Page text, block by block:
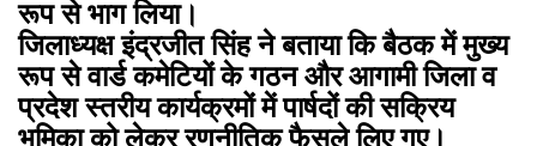
रूप से भाग लिया।
जिलाध्यक्ष इंद्रजीत सिंह ने बताया कि बैठक में मुख्य
रूप से वार्ड कमेटियों के गठन और आगामी जिला व
प्रदेश स्तरीय कार्यक्रमों में पार्षदों की सक्रिय
भूमिका को लेकर रणनीतिक फैसले लिए गए।